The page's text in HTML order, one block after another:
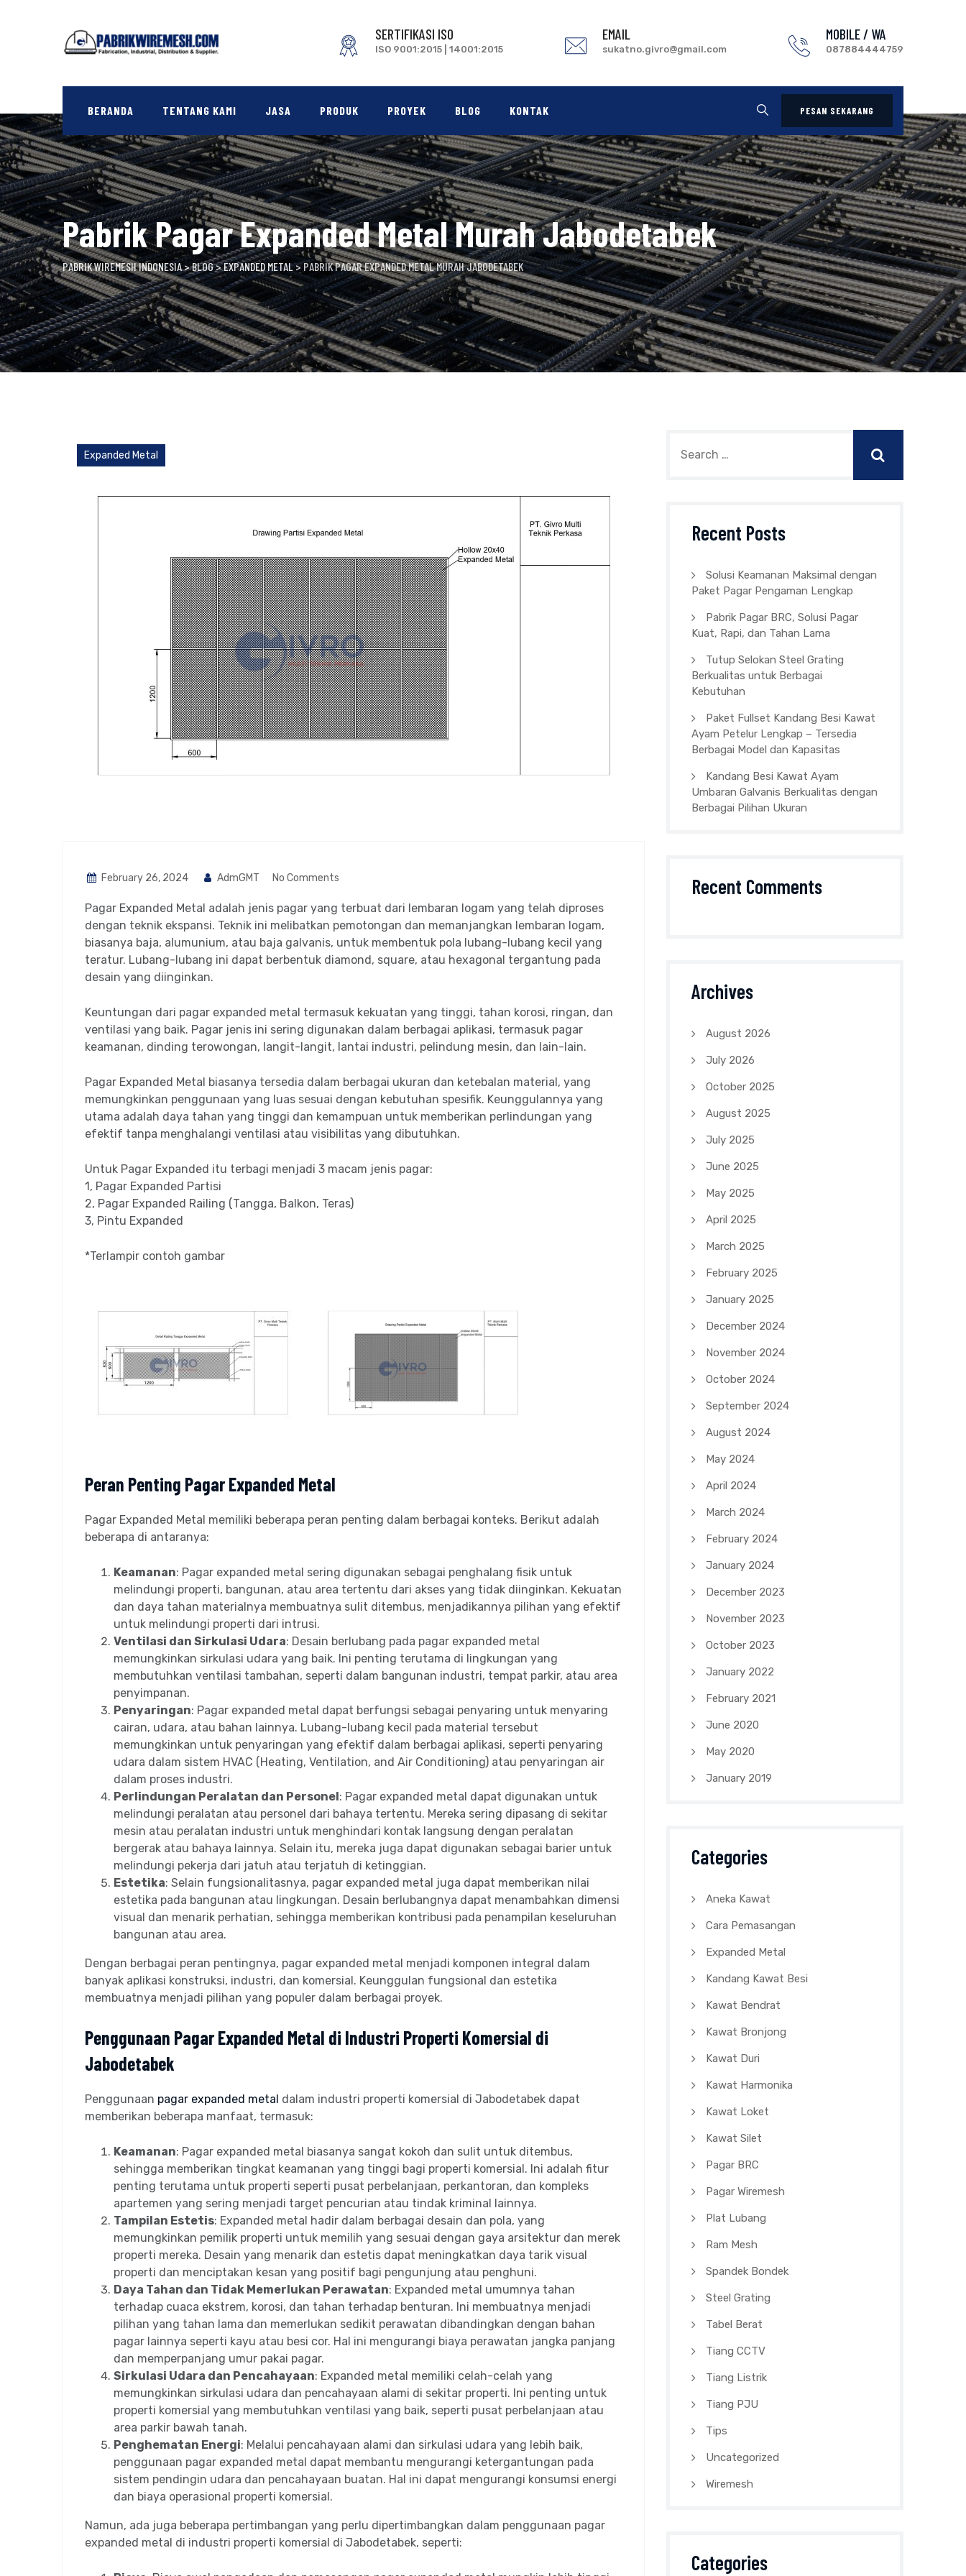
SERTIFIKASI ISO
ISO 9001:2015 | 14001:2015
EMAIL
sukatno.givro@gmail.com
MOBILE / WA
087884444759
BERANDA TENTANG KAMI JASA PRODUK PROYEK BLOG KONTAK PESAN SEKARANG
Pabrik Pagar Expanded Metal Murah Jabodetabek
PABRIK WIREMESH INDONESIA>BLOG>EXPANDED METAL>PABRIK PAGAR EXPANDED METAL MURAH JABODETABEK
Expanded Metal
February 26, 2024 AdmGMT No Comments
Pagar Expanded Metal adalah jenis pagar yang terbuat dari lembaran logam yang telah diproses
dengan teknik ekspansi. Teknik ini melibatkan pemotongan dan memanjangkan lembaran logam,
biasanya baja, alumunium, atau baja galvanis, untuk membentuk pola lubang-lubang kecil yang
teratur. Lubang-lubang ini dapat berbentuk diamond, square, atau hexagonal tergantung pada
desain yang diinginkan.
Keuntungan dari pagar expanded metal termasuk kekuatan yang tinggi, tahan korosi, ringan, dan
ventilasi yang baik. Pagar jenis ini sering digunakan dalam berbagai aplikasi, termasuk pagar
keamanan, dinding terowongan, langit-langit, lantai industri, pelindung mesin, dan lain-lain.
Pagar Expanded Metal biasanya tersedia dalam berbagai ukuran dan ketebalan material, yang
memungkinkan penggunaan yang luas sesuai dengan kebutuhan spesifik. Keunggulannya yang
utama adalah daya tahan yang tinggi dan kemampuan untuk memberikan perlindungan yang
efektif tanpa menghalangi ventilasi atau visibilitas yang dibutuhkan.
Untuk Pagar Expanded itu terbagi menjadi 3 macam jenis pagar:
1, Pagar Expanded Partisi
2, Pagar Expanded Railing (Tangga, Balkon, Teras)
3, Pintu Expanded
*Terlampir contoh gambar
Peran Penting Pagar Expanded Metal
Pagar Expanded Metal memiliki beberapa peran penting dalam berbagai konteks. Berikut adalah
beberapa di antaranya:
Keamanan: Pagar expanded metal sering digunakan sebagai penghalang fisik untuk
melindungi properti, bangunan, atau area tertentu dari akses yang tidak diinginkan. Kekuatan
dan daya tahan materialnya membuatnya sulit ditembus, menjadikannya pilihan yang efektif
untuk melindungi properti dari intrusi.
Ventilasi dan Sirkulasi Udara: Desain berlubang pada pagar expanded metal
memungkinkan sirkulasi udara yang baik. Ini penting terutama di lingkungan yang
membutuhkan ventilasi tambahan, seperti dalam bangunan industri, tempat parkir, atau area
penyimpanan.
Penyaringan: Pagar expanded metal dapat berfungsi sebagai penyaring untuk menyaring
cairan, udara, atau bahan lainnya. Lubang-lubang kecil pada material tersebut
memungkinkan untuk penyaringan yang efektif dalam berbagai aplikasi, seperti penyaring
udara dalam sistem HVAC (Heating, Ventilation, and Air Conditioning) atau penyaringan air
dalam proses industri.
Perlindungan Peralatan dan Personel : Pagar expanded metal dapat digunakan untuk
melindungi peralatan atau personel dari bahaya tertentu. Mereka sering dipasang di sekitar
mesin atau peralatan industri untuk menghindari kontak langsung dengan peralatan
bergerak atau bahaya lainnya. Selain itu, mereka juga dapat digunakan sebagai barier untuk
melindungi pekerja dari jatuh atau terjatuh di ketinggian.
Estetika: Selain fungsionalitasnya, pagar expanded metal juga dapat memberikan nilai
estetika pada bangunan atau lingkungan. Desain berlubangnya dapat menambahkan dimensi
visual dan menarik perhatian, sehingga memberikan kontribusi pada penampilan keseluruhan
bangunan atau area.
Dengan berbagai peran pentingnya, pagar expanded metal menjadi komponen integral dalam
banyak aplikasi konstruksi, industri, dan komersial. Keunggulan fungsional dan estetika
membuatnya menjadi pilihan yang populer dalam berbagai proyek.
Penggunaan Pagar Expanded Metal di Industri Properti Komersial di
Jabodetabek
Penggunaan pagar expanded metal dalam industri properti komersial di Jabodetabek dapat
memberikan beberapa manfaat, termasuk:
Keamanan: Pagar expanded metal biasanya sangat kokoh dan sulit untuk ditembus,
sehingga memberikan tingkat keamanan yang tinggi bagi properti komersial. Ini adalah fitur
penting terutama untuk properti seperti pusat perbelanjaan, perkantoran, dan kompleks
apartemen yang sering menjadi target pencurian atau tindak kriminal lainnya.
Tampilan Estetis: Expanded metal hadir dalam berbagai desain dan pola, yang
memungkinkan pemilik properti untuk memilih yang sesuai dengan gaya arsitektur dan merek
properti mereka. Desain yang menarik dan estetis dapat meningkatkan daya tarik visual
properti dan menciptakan kesan yang positif bagi pengunjung atau penghuni.
Daya Tahan dan Tidak Memerlukan Perawatan: Expanded metal umumnya tahan
terhadap cuaca ekstrem, korosi, dan tahan terhadap benturan. Ini membuatnya menjadi
pilihan yang tahan lama dan memerlukan sedikit perawatan dibandingkan dengan bahan
pagar lainnya seperti kayu atau besi cor. Hal ini mengurangi biaya perawatan jangka panjang
dan memperpanjang umur pakai pagar.
Sirkulasi Udara dan Pencahayaan: Expanded metal memiliki celah-celah yang
memungkinkan sirkulasi udara dan pencahayaan alami di sekitar properti. Ini penting untuk
properti komersial yang membutuhkan ventilasi yang baik, seperti pusat perbelanjaan atau
area parkir bawah tanah.
Penghematan Energi: Melalui pencahayaan alami dan sirkulasi udara yang lebih baik,
penggunaan pagar expanded metal dapat membantu mengurangi ketergantungan pada
sistem pendingin udara dan pencahayaan buatan. Hal ini dapat mengurangi konsumsi energi
dan biaya operasional properti komersial.
Namun, ada juga beberapa pertimbangan yang perlu dipertimbangkan dalam penggunaan pagar
expanded metal di industri properti komersial di Jabodetabek, seperti:
Recent Posts
Solusi Keamanan Maksimal dengan
Paket Pagar Pengaman Lengkap
Pabrik Pagar BRC, Solusi Pagar
Kuat, Rapi, dan Tahan Lama
Tutup Selokan Steel Grating
Berkualitas untuk Berbagai
Kebutuhan
Paket Fullset Kandang Besi Kawat
Ayam Petelur Lengkap – Tersedia
Berbagai Model dan Kapasitas
Kandang Besi Kawat Ayam
Umbaran Galvanis Berkualitas dengan
Berbagai Pilihan Ukuran
Recent Comments
Archives
August 2026
July 2026
October 2025
August 2025
July 2025
June 2025
May 2025
April 2025
March 2025
February 2025
January 2025
December 2024
November 2024
October 2024
September 2024
August 2024
May 2024
April 2024
March 2024
February 2024
January 2024
December 2023
November 2023
October 2023
January 2022
February 2021
June 2020
May 2020
January 2019
Categories
Aneka Kawat
Cara Pemasangan
Expanded Metal
Kandang Kawat Besi
Kawat Bendrat
Kawat Bronjong
Kawat Duri
Kawat Harmonika
Kawat Loket
Kawat Silet
Pagar BRC
Pagar Wiremesh
Plat Lubang
Ram Mesh
Spandek Bondek
Steel Grating
Tabel Berat
Tiang CCTV
Tiang Listrik
Tiang PJU
Tips
Uncategorized
Wiremesh
Categories